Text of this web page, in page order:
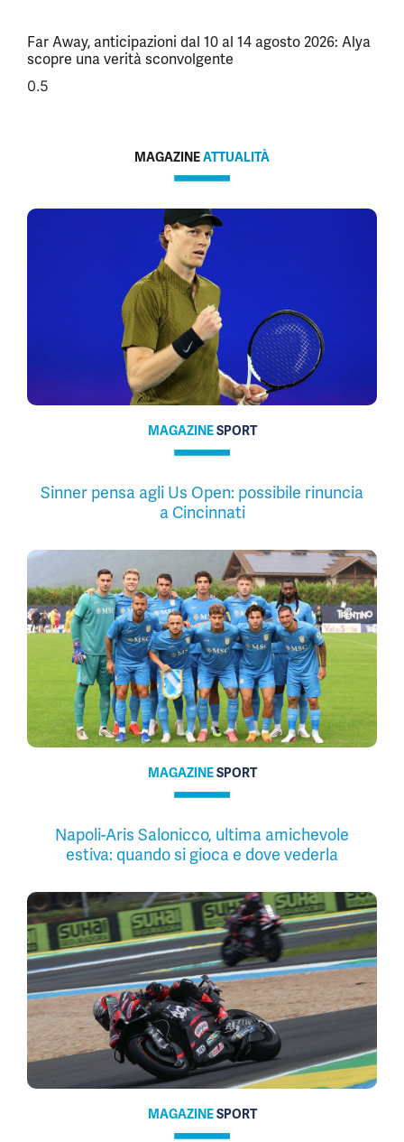
Far Away, anticipazioni dal 10 al 14 agosto 2026: Alya
scopre una verità sconvolgente
MAGAZINEATTUALITÀ
MAGAZINESPORT
Sinner pensa agli Us Open: possibile rinuncia
a Cincinnati
MAGAZINESPORT
Napoli-Aris Salonicco, ultima amichevole
estiva: quando si gioca e dove vederla
MAGAZINESPORT